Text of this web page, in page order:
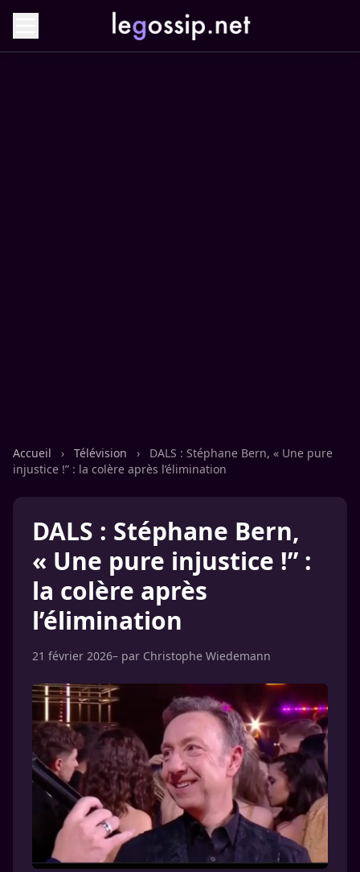
Accueil › Télévision ›
DALS : Stéphane Bern, « Une pure
injustice !” : la colère après l’élimination
DALS : Stéphane Bern,
« Une pure injustice !” :
la colère après
l’élimination
21 février 2026– par Christophe Wiedemann